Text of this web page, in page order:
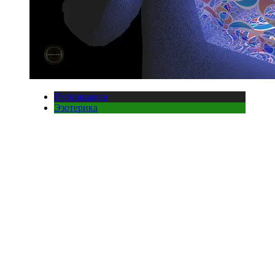
Публикации
Эзотерика